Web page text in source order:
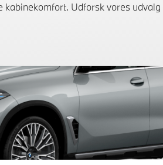
Udforsk vores